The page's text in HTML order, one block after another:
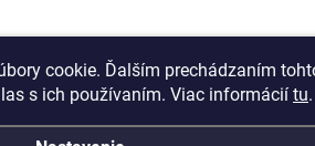
cookie. Ďalším prechádzaním
s ich používaním. Viac informácií tu.